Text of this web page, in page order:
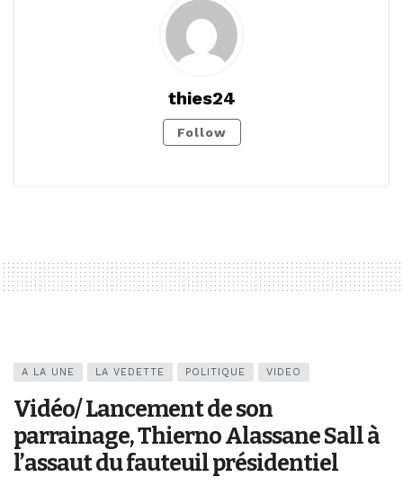
thies24
Follow
A LA UNE LA VEDETTE POLITIQUE VIDEO
Vidéo/ Lancement de son
parrainage, Thierno Alassane Sall à
l’assaut du fauteuil présidentiel